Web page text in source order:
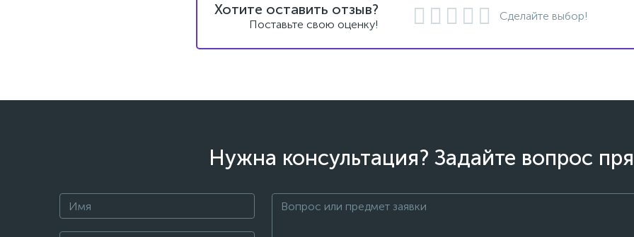
Хотите оставить отзыв?
Поставьте свою оценку!
Сделайте выбор!
Нужна консультация? Задайте вопрос